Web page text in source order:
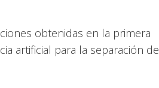
obtenidas en la primera
artificial para la separación de